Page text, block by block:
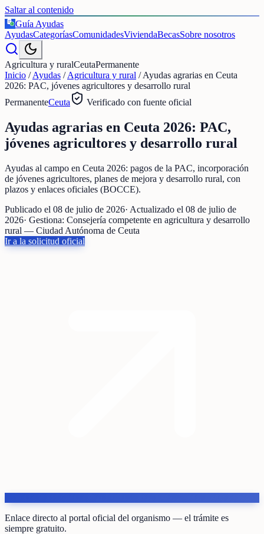
Saltar al contenido
€
Guía Ayudas
AyudasCategoríasComunidadesViviendaBecasSobre nosotros
Agricultura y ruralCeutaPermanente
Inicio /Ayudas /Agricultura y rural /Ayudas agrarias en Ceuta
2026: PAC, jóvenes agricultores y desarrollo rural
PermanenteCeuta Verificado con fuente oficial
Ayudas agrarias en Ceuta 2026: PAC,
jóvenes agricultores y desarrollo rural
Ayudas al campo en Ceuta 2026: pagos de la PAC, incorporación
de jóvenes agricultores, planes de mejora y desarrollo rural, con
plazos y enlaces oficiales (BOCCE).
Publicado el 08 de julio de 2026· Actualizado el 08 de julio de
2026· Gestiona: Consejería competente en agricultura y desarrollo
rural — Ciudad Autónoma de Ceuta
Ir a la solicitud oficial
Enlace directo al portal oficial del organismo — el trámite es
siempre gratuito.